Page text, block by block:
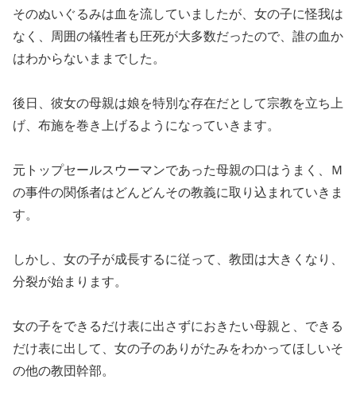
そのぬいぐるみは血を流していましたが、女の子に怪我は
なく、周囲の犠牲者も圧死が大多数だったので、誰の血か
はわからないままでした。
後日、彼女の母親は娘を特別な存在だとして宗教を立ち上
げ、布施を巻き上げるようになっていきます。
元トップセールスウーマンであった母親の口はうまく、Ｍ
の事件の関係者はどんどんその教義に取り込まれていきま
す。
しかし、女の子が成長するに従って、教団は大きくなり、
分裂が始まります。
女の子をできるだけ表に出さずにおきたい母親と、できる
だけ表に出して、女の子のありがたみをわかってほしいそ
の他の教団幹部。